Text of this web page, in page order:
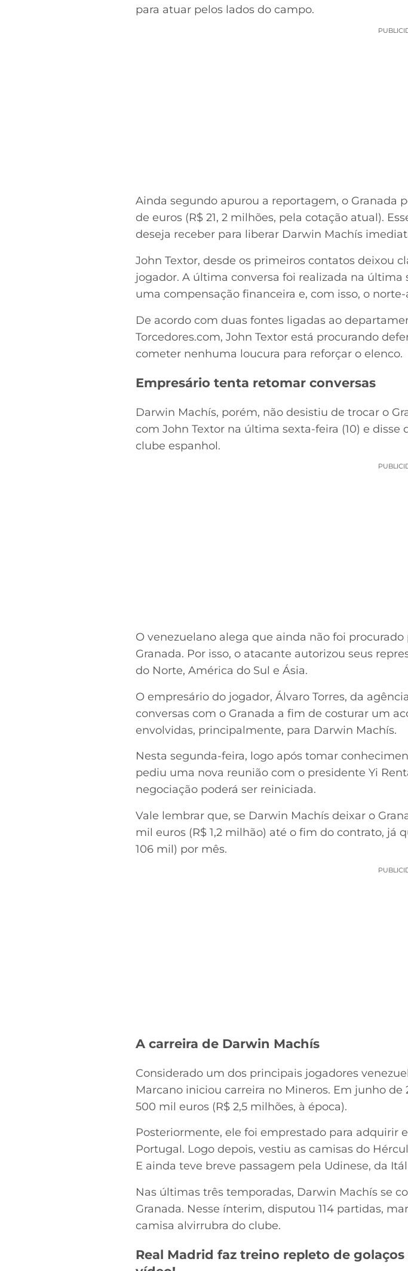
para atuar pelos lados do campo.
Ainda segundo apurou a reportagem, o Granada
de euros (R$ 21, 2 milhões, pela cotação atual).
deseja receber para liberar Darwin Machís
John Textor, desde os primeiros contatos deixou
jogador. A última conversa foi realizada na última
uma compensação financeira e, com isso, o
De acordo com duas fontes ligadas ao
Torcedores.com, John Textor está procurando
cometer nenhuma loucura para reforçar o elenco.
Empresário tenta retomar conversas
Darwin Machís, porém, não desistiu de trocar o
com John Textor na última sexta-feira (10) e
clube espanhol.
O venezuelano alega que ainda não foi
Granada. Por isso, o atacante autorizou seus
do Norte, América do Sul e Ásia.
O empresário do jogador, Álvaro Torres, da
conversas com o Granada a fim de costurar um
envolvidas, principalmente, para Darwin Machís.
Nesta segunda-feira, logo após tomar
pediu uma nova reunião com o presidente Yi
negociação poderá ser reiniciada.
Vale lembrar que, se Darwin Machís deixar o
mil euros (R$ 1,2 milhão) até o fim do contrato, já
106 mil) por mês.
A carreira de Darwin Machís
Considerado um dos principais jogadores
Marcano iniciou carreira no Mineros. Em junho de
500 mil euros (R$ 2,5 milhões, à época).
Posteriormente, ele foi emprestado para adquirir
Portugal. Logo depois, vestiu as camisas do
E ainda teve breve passagem pela Udinese, da
Nas últimas três temporadas, Darwin Machís se
Granada. Nesse ínterim, disputou 114 partidas,
camisa alvirrubra do clube.
Real Madrid faz treino repleto de